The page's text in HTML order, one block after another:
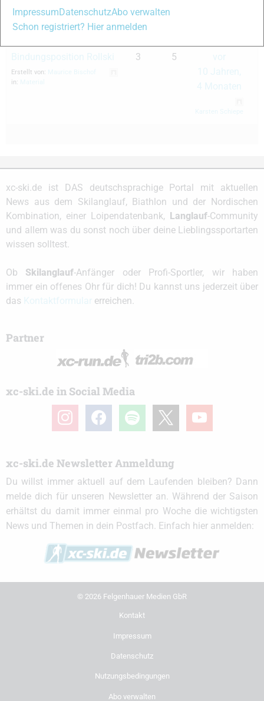
im April 2018
Erstellt von:
Ulrich Rüger
in:Rollski
Erstellt von:
in:
3 5
xc-ski.de ist DAS deutschsprachige Portal mit aktuellen
News aus dem Skilanglauf, Biathlon und der Nordischen
Kombination, einer Loipendatenbank, Langlauf-Community
und allem was du sonst noch über deine Lieblingssportarten
wissen solltest.
Ob Skilanglauf-Anfänger oder Profi-Sportler, wir haben
immer ein offenes Ohr für dich! Du kannst uns jederzeit über
das
erreichen.
Partner
xc-ski.de in Social Media
instagramfacebook spotify youtube
xc-ski.de Newsletter Anmeldung
Du willst immer aktuell auf dem Laufenden bleiben? Dann
melde dich für unseren Newsletter an. Während der Saison
erhältst du damit immer einmal pro Woche die wichtigsten
News und Themen in dein Postfach. Einfach hier anmelden:
© 2026 Felgenhauer Medien GbR
Kontakt
Impressum
Datenschutz
Nutzungsbedingungen
Abo verwalten
ImpressumDatenschutzAbo verwalten
Schon registriert? Hier anmelden